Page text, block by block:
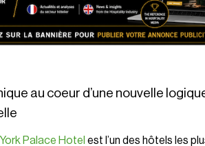
au coeur d’une nouvelle
Palace Hotel est l’un des hôtels les